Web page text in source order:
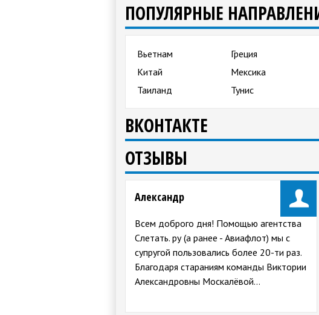
ПОПУЛЯРНЫЕ
Вьетнам Греция
Китай
Мексика
Таиланд
Тунис
ВКОНТАКТЕ
ОТЗЫВЫ
Александр
Всем доброго дня! Помощью агентства
Слетать. ру (а ранее - Авиафлот) мы с
супругой пользовались более 20-ти раз.
Благодаря стараниям команды Виктории
Александровны Москалёвой…